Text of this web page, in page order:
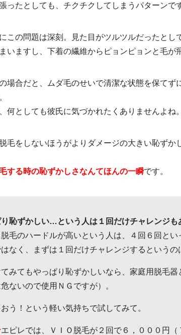
ったとしても、チクチクしてしまうパターンで
この問題は深刻。見た目がツルツルだったとし
いますし、下着の繊維からピョンピョンと毛が
場合だと、ムダ毛のせいで清潔な状態を保てず
何としても彼氏に気づかれたくありませんよね。
毛をしないほうがよりダメージの大きい恥ずか
する時の恥ずかしさなんてほんの一瞬です。
恥ずかしい…という人は１回だけチャレンジも
毛のハードルが高いという人は、４回６回とい
なく、まずは１回だけチャレンジするというの
みてもやっぱり恥ずかしいなら、家庭用脱毛器
ないので使用ＮＧですが）。
う！という軽い気持ちで試してみて。
エピレでは、ＶＩＯ脱毛が２回で６，０００円（